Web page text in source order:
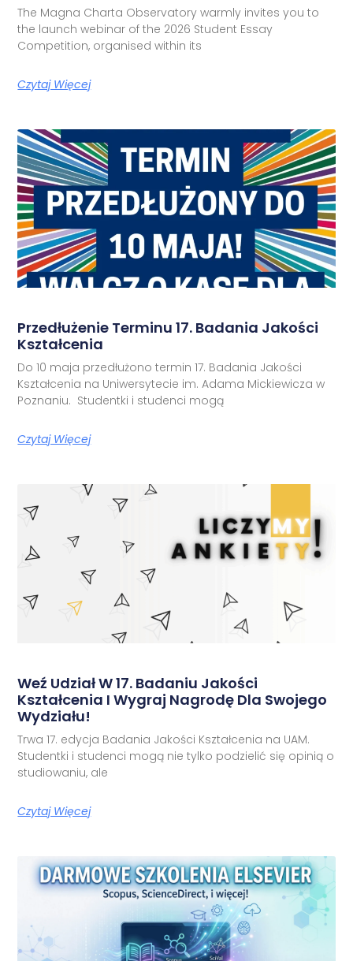
The Magna Charta Observatory warmly invites you to
the launch webinar of the 2026 Student Essay
Competition, organised within its
Czytaj Więcej
Przedłużenie Terminu 17. Badania Jakości
Kształcenia
Do 10 maja przedłużono termin 17. Badania Jakości
Kształcenia na Uniwersytecie im. Adama Mickiewicza w
Poznaniu. Studentki i studenci mogą
Czytaj Więcej
Weź Udział W 17. Badaniu Jakości
Kształcenia I Wygraj Nagrodę Dla Swojego
Wydziału!
Trwa 17. edycja Badania Jakości Kształcenia na UAM.
Studentki i studenci mogą nie tylko podzielić się opinią o
studiowaniu, ale
Czytaj Więcej